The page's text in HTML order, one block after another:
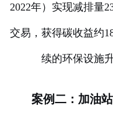
2022年）实现减排量
交易，获得碳收益约
续的环保设施
案例二：加油